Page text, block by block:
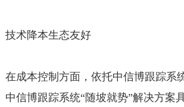
技术降本生态友好
在成本控制方面，依托中信博跟踪系
中信博跟踪系统“随坡就势”解决方案